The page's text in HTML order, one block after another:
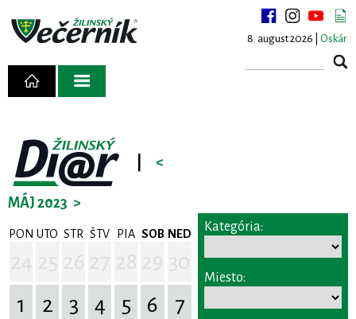
8. august 2026 | Oskár
<
MÁJ 2023 >
PON UTO STR ŠTV PIA SOB NED
1
2 3 4 5 6
7
Kategória:
Miesto: